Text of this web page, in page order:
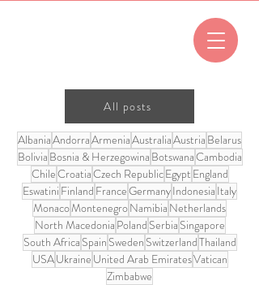
All posts
AlbaniaAndorraArmeniaAustraliaAustria Belarus
Bolivia Bosnia & Herzegowina BotswanaCambodia
ChileCroatiaCzech RepublicEgypt England
Eswatini Finland FranceGermanyIndonesia Italy
MonacoMontenegroNamibia Netherlands
North Macedonia Poland Serbia Singapore
South Africa Spain Sweden SwitzerlandThailand
USAUkraine United Arab EmiratesVatican
Zimbabwe